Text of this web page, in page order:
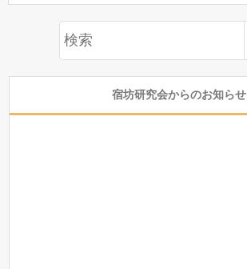
宿坊研究会からのお知らせ